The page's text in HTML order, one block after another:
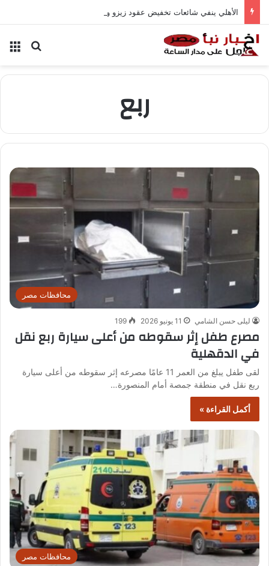
الأهلي ينفي شائعات تخفيض عقود زيزو والشناوي
بحث
ربع
محافظات مصر
ليلى حسن الشامي 11 يونيو 2026 199
مصرع طفل إثر سقوطه من أعلى سيارة ربع نقل
في الدقهلية
لقى طفل يبلغ من العمر 11 عامًا مصرعه إثر سقوطه من أعلى سيارة
ربع نقل في منطقة جمصة أمام المنصورة…
أكمل القراءة »
محافظات مصر